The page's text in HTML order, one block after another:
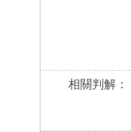
相關判解：